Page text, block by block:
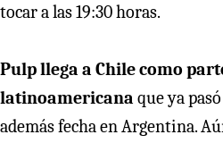
tocar a las 19:30 horas.
Pulp llega a Chile como
latinoamericana que ya
además fecha en Argentina.